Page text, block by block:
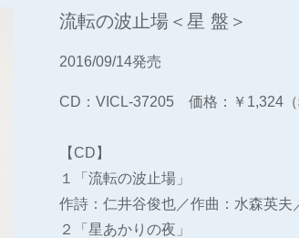
流転の波止場＜星 盤＞
2016/09/14発売
CD：VICL-37205 価格：￥1,324（
【CD】
１「流転の波止場」
作詩：仁井谷俊也／作曲：水森英夫
２「星あかりの夜」